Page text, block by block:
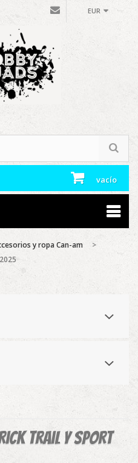
EUR
vacío
y ropa Can-am
>
Trail y Sport